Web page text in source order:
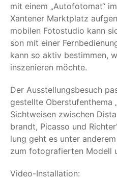
mit einem „Auto­fo­to­mat“
Xan­te­ner Markt­platz
mobi­len Foto­stu­dio kann
son mit einer
kann so aktiv bestim­men,
insze­nie­ren möchte.
Der Aus­stel­lungs­be­such
gestell­te Ober­stu­fen­the­ma
Sicht­wei­sen zwi­schen
brandt, Picas­so und
lung geht es unter
zum foto­gra­fier­ten Modell
Video-Instal­la­ti­on: